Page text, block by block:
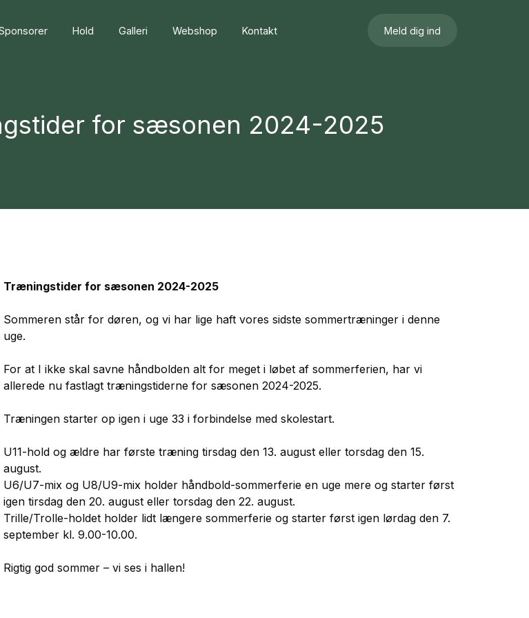
Hold Galleri Webshop Kontakt Meld dig ind
for sæsonen 2024-2025
Træningstider for sæsonen 2024-2025
Sommeren står for døren, og vi har lige haft vores sidste sommertræninger i denne
uge.
For at I ikke skal savne håndbolden alt for meget i løbet af sommerferien, har vi
allerede nu fastlagt træningstiderne for sæsonen 2024-2025.
Træningen starter op igen i uge 33 i forbindelse med skolestart.
U11-hold og ældre har første træning tirsdag den 13. august eller torsdag den 15.
august.
U6/U7-mix og U8/U9-mix holder håndbold-sommerferie en uge mere og starter først
igen tirsdag den 20. august eller torsdag den 22. august.
Trille/Trolle-holdet holder lidt længere sommerferie og starter først igen lørdag den 7.
september kl. 9.00-10.00.
Rigtig god sommer – vi ses i hallen!